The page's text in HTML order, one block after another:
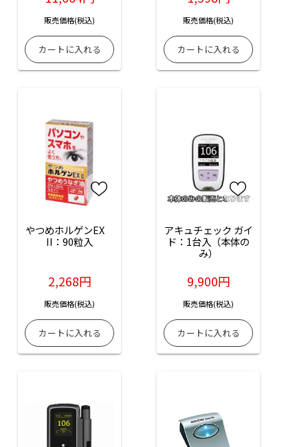
販売価格(税込) 販売価格(税込)
やつめホルゲンEX
II：90粒入
2,268円
販売価格(税込)
アキュチェック ガイ
ド：1台入（本体の
み）
9,900円
販売価格(税込)